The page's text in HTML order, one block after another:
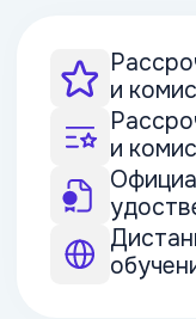
400+ курсов
Психология
Получите
или расширьте
практику Освойте